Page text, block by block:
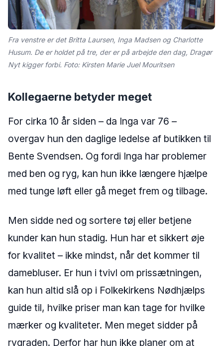
Fra venstre er det Britta Laursen, Inga Madsen og Charlotte
Husum. De er holdet på tre, der er på arbejde den dag, Dragør
Nyt kigger forbi. Foto: Kirsten Marie Juel Mouritsen
Kollegaerne betyder meget
For cirka 10 år siden – da Inga var 76 –
overgav hun den daglige ledelse af butikken til
Bente Svendsen. Og fordi Inga har problemer
med ben og ryg, kan hun ikke længere hjælpe
med tunge løft eller gå meget frem og tilbage.
Men sidde ned og sortere tøj eller betjene
kunder kan hun stadig. Hun har et sikkert øje
for kvalitet – ikke mindst, når det kommer til
damebluser. Er hun i tvivl om prissætningen,
kan hun altid slå op i Folkekirkens Nødhjælps
guide til, hvilke priser man kan tage for hvilke
mærker og kvaliteter. Men meget sidder på
rygraden. Derfor har hun ikke planer om at